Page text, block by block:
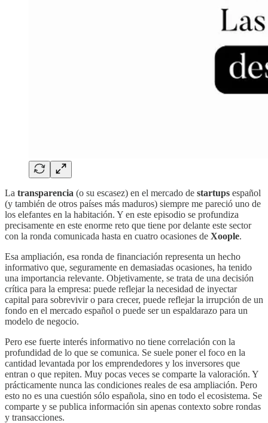
La transparencia (o su escasez) en el mercado de startups español
(y también de otros países más maduros) siempre me pareció uno de
los elefantes en la habitación. Y en este episodio se profundiza
precisamente en este enorme reto que tiene por delante este sector
con la ronda comunicada hasta en cuatro ocasiones de Xoople.
Esa ampliación, esa ronda de financiación representa un hecho
informativo que, seguramente en demasiadas ocasiones, ha tenido
una importancia relevante. Objetivamente, se trata de una decisión
crítica para la empresa: puede reflejar la necesidad de inyectar
capital para sobrevivir o para crecer, puede reflejar la irrupción de un
fondo en el mercado español o puede ser un espaldarazo para un
modelo de negocio.
Pero ese fuerte interés informativo no tiene correlación con la
profundidad de lo que se comunica. Se suele poner el foco en la
cantidad levantada por los emprendedores y los inversores que
entran o que repiten. Muy pocas veces se comparte la valoración. Y
prácticamente nunca las condiciones reales de esa ampliación. Pero
esto no es una cuestión sólo española, sino en todo el ecosistema. Se
comparte y se publica información sin apenas contexto sobre rondas
y transacciones.